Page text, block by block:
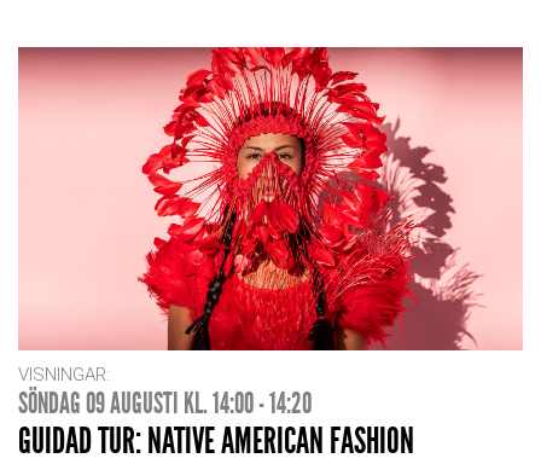
VISNINGAR:
SÖNDAG 09 AUGUSTI KL. 14:00 - 14:20
GUIDAD TUR: NATIVE AMERICAN FASHION